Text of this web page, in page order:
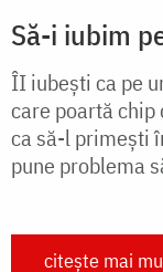
Să-i iubim
ÎI iubești ca pe
care poartă chip
ca să-l primești
pune problema
citește mai